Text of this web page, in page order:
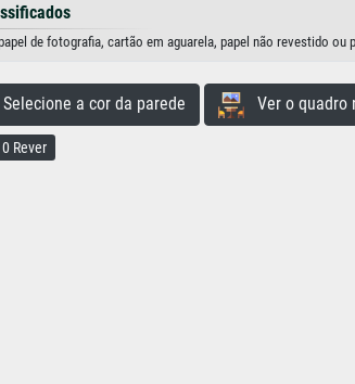
de fotografia, cartão em aguarela, papel não revestido ou
a cor da parede Ver o quadro
0 Rever